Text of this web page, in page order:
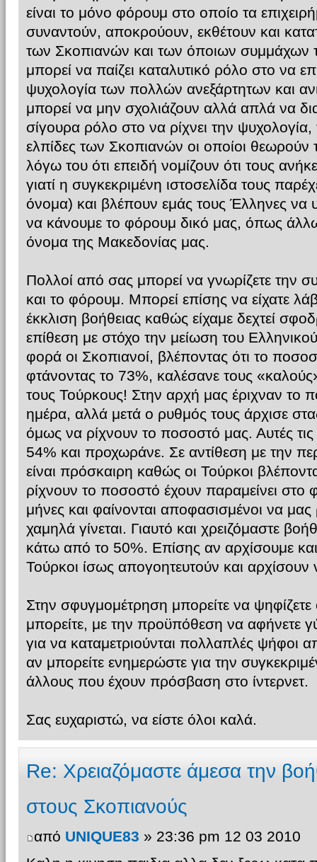
είναι το μόνο φόρουμ στο οποίο τα
συναντούν, αποκρούουν, εκθέτουν και
των Σκοπιανών και των όποιων συμμάχων
μπορεί να παίζει καταλυτικό ρόλο στο να
ψυχολογία των πολλών ανεξάρτητων και
μπορεί να μην σχολιάζουν αλλά απλά να
σίγουρα ρόλο στο να ρίχνει την ψυχολογία,
ελπίδες των Σκοπιανών οι οποίοι θεωρούν
λόγω του ότι επειδή νομίζουν ότι τους
γιατί η συγκεκριμένη ιστοσελίδα τους
όνομα) και βλέπουν εμάς τους Έλληνες να
να κάνουμε το φόρουμ δικό μας, όπως
όνομα της Μακεδονίας μας.
Πολλοί από σας μπορεί να γνωρίζετε την
και το φόρουμ. Μπορεί επίσης να είχατε
έκκλιση βοήθειας καθώς είχαμε δεχτεί
επίθεση με στόχο την μείωση του
φορά οι Σκοπιανοί, βλέποντας ότι το
φτάνοντας το 73%, καλέσανε τους
τους Τούρκους! Στην αρχή μας έριχναν το
ημέρα, αλλά μετά ο ρυθμός τους άρχισε
όμως να ρίχνουν το ποσοστό μας. Αυτές τις
54% και προχωράνε. Σε αντίθεση με την
είναι πρόσκαιρη καθώς οι Τούρκοι
ρίχνουν το ποσοστό έχουν παραμείνει στο
μήνες και φαίνονται αποφασισμένοι να
χαμηλά γίνεται. Γιαυτό και χρειζόμαστε
κάτω από το 50%. Επίσης αν αρχίσουμε
Τούρκοι ίσως απογοητευτούν και αρχίσουν
Στην σφυγμομέτρηση μπορείτε να ψηφίζετε
μπορείτε, με την προϋπόθεση να αφήνετε
για να καταμετριούνται πολλαπλές ψήφοι
αν μπορείτε ενημερώστε για την
άλλους που έχουν πρόσβαση στο ίντερνετ.
Σας ευχαριστώ, να είστε όλοι καλά.
Re: Xρειαζόμαστε άμεσα την
στους Σκοπιανούς
από UNIQUE83 » 23:36 pm 12 03 2010